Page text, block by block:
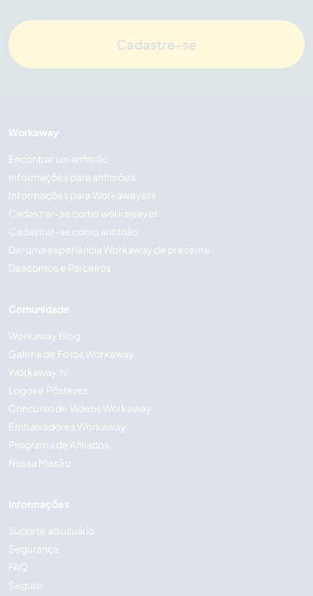
Cadastre-se
Workaway
Encontrar um anfitrião
Informações para anfitriões
Informações para Workawayers
Cadastrar-se como workawayer
Cadastrar-se como anfitrião
Dar uma experiência Workaway de presente
Descontos e Parceiros
Comunidade
Workaway Blog
Galeria de Fotos Workaway
Workaway.tv
Logos e Pôsteres
Concurso de Vídeos Workaway
Embaixadores Workaway
Programa de Afiliados
Nossa Missão
Informações
Suporte ao usuário
Segurança
FAQ
Seguro